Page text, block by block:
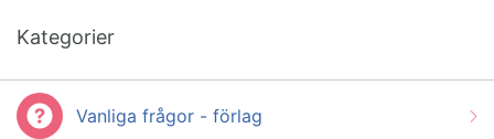
Kategorier
Vanliga frågor - förlag